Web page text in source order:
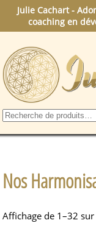
Julie Cachart -
coaching en
Recherche
pour :
Nos
Affichage de 1–32